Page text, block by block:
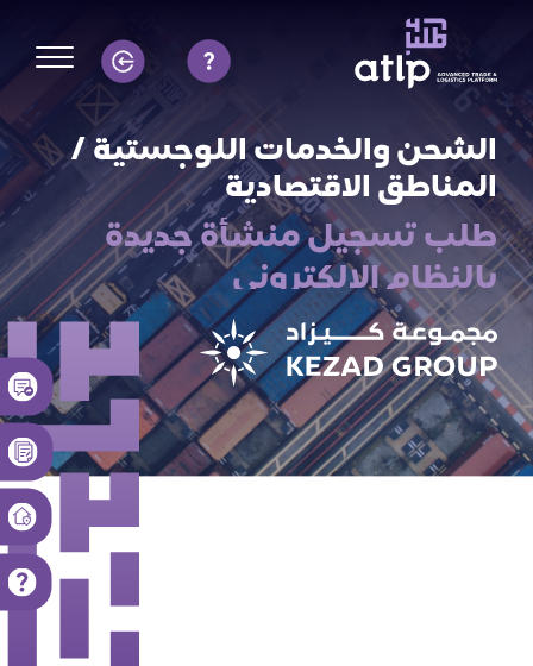
الشحن والخدمات اللوجستية /
المناطق الاقتصادية
طلب تسجيل منشأة جديدة
بالنظام الالكتروني